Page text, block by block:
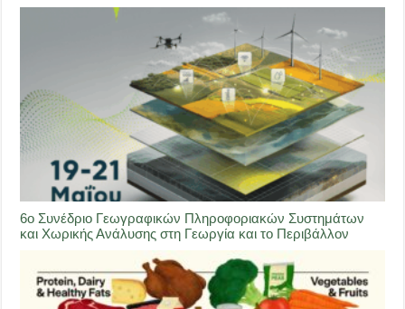
6ο Συνέδριο Γεωγραφικών Πληροφοριακών Συστημάτων
και Χωρικής Ανάλυσης στη Γεωργία και το Περιβάλλον